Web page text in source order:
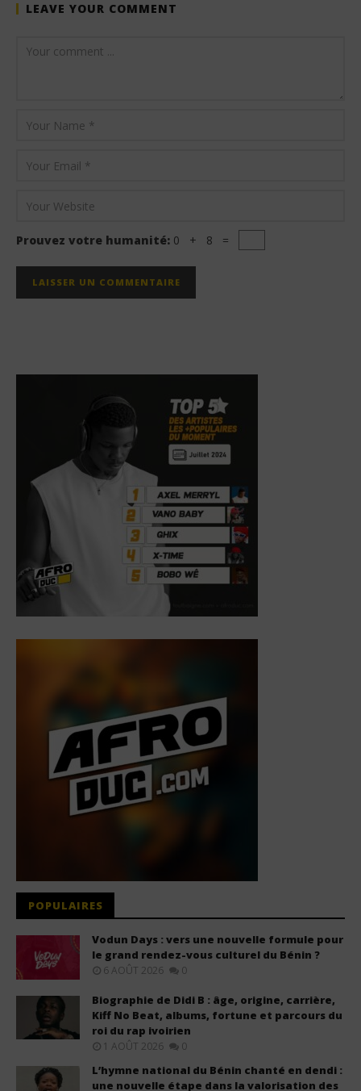
LEAVE YOUR COMMENT
Prouvez votre humanité: 0 + 8 =
POPULAIRES
Vodun Days : vers une nouvelle formule pour
le grand rendez-vous culturel du Bénin ?
6 AOÛT 2026 0
Biographie de Didi B : âge, origine, carrière,
Kiff No Beat, albums, fortune et parcours du
roi du rap ivoirien
1 AOÛT 2026 0
L’hymne national du Bénin chanté en dendi :
une nouvelle étape dans la valorisation des